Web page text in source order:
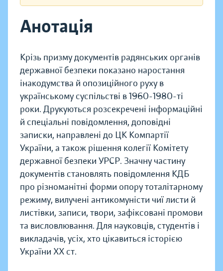
Анотація
Крізь призму документів радянських органів
державної безпеки показано наростання
інакодумства й опозиційного руху в
українському суспільстві в 1960-1980-ті
роки. Друкуються розсекречені інформаційні
й спеціальні повідомлення, доповідні
записки, направлені до ЦК Компартії
України, а також рішення колегії Комітету
державної безпеки УРСР. Значну частину
документів становлять повідомлення КДБ
про різноманітні форми опору тоталітарному
режиму, вилучені антикомуністи чиї листи й
листівки, записи, твори, зафіксовані промови
та висловлювання. Для науковців, студентів і
викладачів, усіх, хто цікавиться історією
України XX ст.